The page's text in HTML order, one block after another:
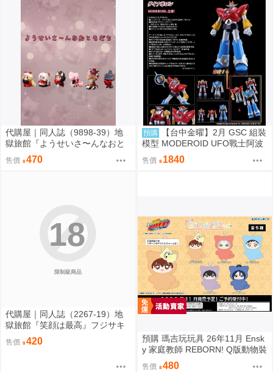
代購屋｜同人誌（9898-39）地
獄旅館『ようせいさ〜んなおと
もだち』ia さくらんぼアイス
售價 470
預購
【台中金曜】2月 GSC 組裝
模型 MODEROID UFO戰士阿波
羅 大阿波羅 0904
售價 1840
限制級商品
18
代購屋｜同人誌（2267-19）地
獄旅館『笑顔は最高』フジサキ
售價 420
預購 瑪吉玩玩具 26年11月 Ensk
y 家庭教師 REBORN! Q版動物裝
珠鍊布偶吊飾 娃娃 5款分售 0814
售價 480